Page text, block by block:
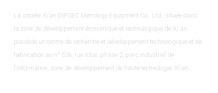
La société Xi'an DIPSEC Metrology Equipment Co., Ltd., située dans
la zone de développement économique et technologique de Xi'an,
possède un centre de recherche et développement technologique et de
fabrication au n° 526, rue Xitai, phase 2, parc industriel de
l'information, zone de développement de haute technologie, Xi'an.